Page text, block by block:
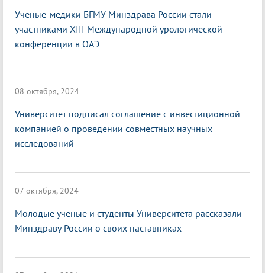
Ученые-медики БГМУ Минздрава России стали
участниками XIII Международной урологической
конференции в ОАЭ
08 октября, 2024
Университет подписал соглашение с инвестиционной
компанией о проведении совместных научных
исследований
07 октября, 2024
Молодые ученые и студенты Университета рассказали
Минздраву России о своих наставниках